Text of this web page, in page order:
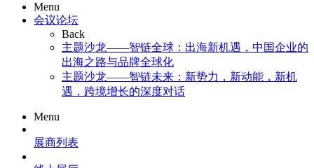
Menu
会议论坛
Back
主题沙龙——智链全球：出海新机遇，中国企业的
出海之路与品牌全球化
主题沙龙——智链未来：新势力，新动能，新机
遇，跨境增长的深度对话
Menu
展商列表